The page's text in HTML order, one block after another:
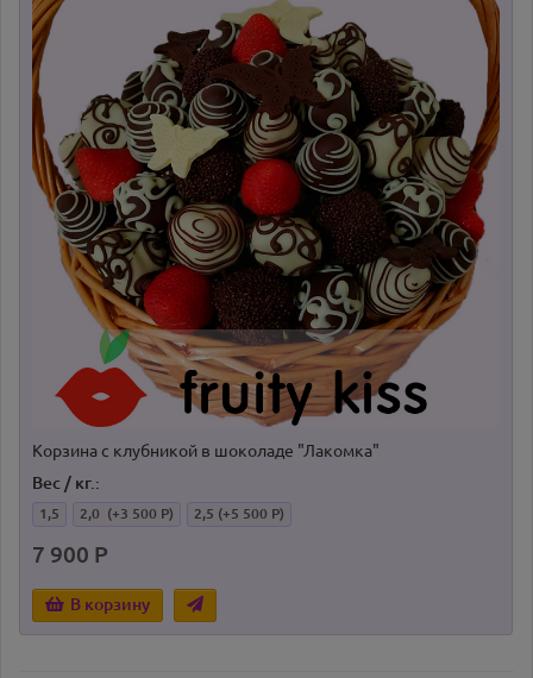
Корзина с клубникой в шоколаде "Лакомка"
Вес / кг.:
1,5 2,0 (+3 500 Р) 2,5 (+5 500 Р)
7 900 Р
В корзину